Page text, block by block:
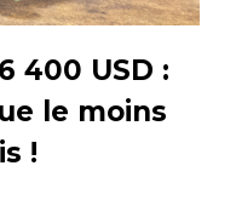
400 USD :
le moins
!